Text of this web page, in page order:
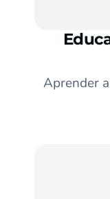
Aprender